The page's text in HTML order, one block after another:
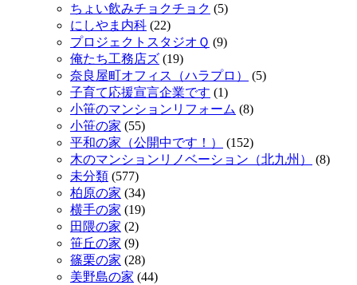
ちょい飲みチョクチョク (5)
にしやま内科 (22)
プロジェクトスタジオＱ (9)
俺たち工務店ズ (19)
奈良屋町オフィス（ハラプロ）
(5)
子育て応援宣言企業です (1)
小笹のマンションリフォーム (8)
小笹の家 (55)
平和の家（公開中です！）
(152)
木のマンションリノベーション（北九州）
(8)
未分類 (577)
柏原の家 (34)
横手の家 (19)
田隈の家 (2)
笹丘の家 (9)
篠栗の家 (28)
美野島の家 (44)